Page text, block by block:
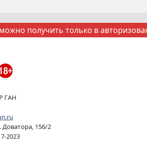
получить только в
ГАН
Доватора, 156/2
2023